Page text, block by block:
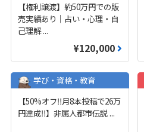
【権利譲渡】約50万円での販
売実績あり｜占い・心理・自
己理解...
¥120,000
学び・資格・教育
【50%オフ‼️月8本投稿で26万
円達成‼️】非属人都市伝説 ...